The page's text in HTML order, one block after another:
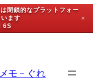
閉鎖的なプラットフォー
ます
6S
✕
モ – ぐれ